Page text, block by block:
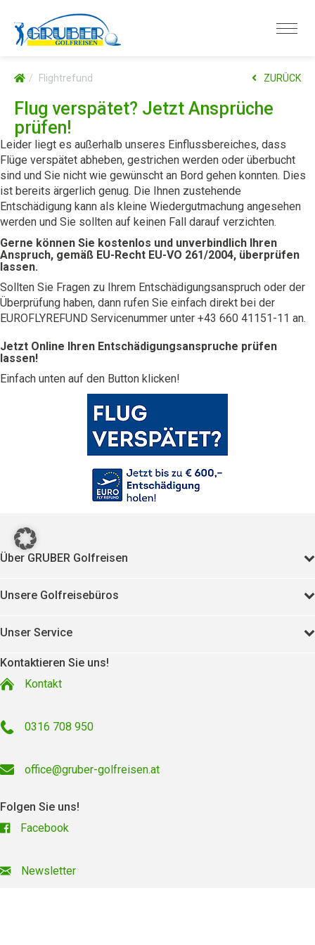
Flightrefund ZURÜCK
Flug verspätet? Jetzt Ansprüche
prüfen!
Leider liegt es außerhalb unseres Einflussbereiches, dass
Flüge verspätet abheben, gestrichen werden oder überbucht
sind und Sie nicht wie gewünscht an Bord gehen konnten. Dies
ist bereits ärgerlich genug. Die Ihnen zustehende
Entschädigung kann als kleine Wiedergutmachung angesehen
werden und Sie sollten auf keinen Fall darauf verzichten.
Gerne können Sie kostenlos und unverbindlich Ihren
Anspruch, gemäß EU-Recht EU-VO 261/2004, überprüfen
lassen.
Sollten Sie Fragen zu Ihrem Entschädigungsanspruch oder der
Überprüfung haben, dann rufen Sie einfach direkt bei der
EUROFLYREFUND Servicenummer unter +43 660 41151-11 an.
Jetzt Online Ihren Entschädigungsanspruche prüfen
lassen!
Einfach unten auf den Button klicken!
Über GRUBER Golfreisen
Unsere Golfreisebüros
Unser Service
Kontaktieren Sie uns!
Kontakt
0316 708 950
office@gruber-golfreisen.at
Folgen Sie uns!
Facebook
Newsletter